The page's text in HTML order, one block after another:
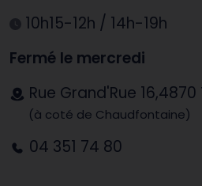
10h15-12h / 14h-19h
Fermé le mercredi
Rue Grand'Rue
(à coté de Chaudfontaine)
04 351 74 80